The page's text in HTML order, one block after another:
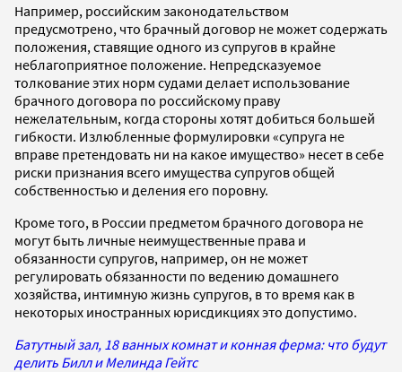
Например, российским законодательством
предусмотрено, что брачный договор не может содержать
положения, ставящие одного из супругов в крайне
неблагоприятное положение. Непредсказуемое
толкование этих норм судами делает использование
брачного договора по российскому праву
нежелательным, когда стороны хотят добиться большей
гибкости. Излюбленные формулировки «супруга не
вправе претендовать ни на какое имущество» несет в себе
риски признания всего имущества супругов общей
собственностью и деления его поровну.
Кроме того, в России предметом брачного договора не
могут быть личные неимущественные права и
обязанности супругов, например, он не может
регулировать обязанности по ведению домашнего
хозяйства, интимную жизнь супругов, в то время как в
некоторых иностранных юрисдикциях это допустимо.
Батутный зал, 18 ванных комнат и конная ферма: что будут
делить Билл и Мелинда Гейтс